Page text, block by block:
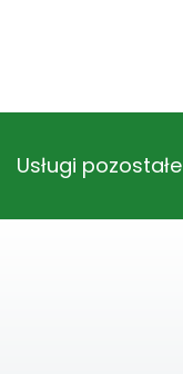
Usługi pozostałe